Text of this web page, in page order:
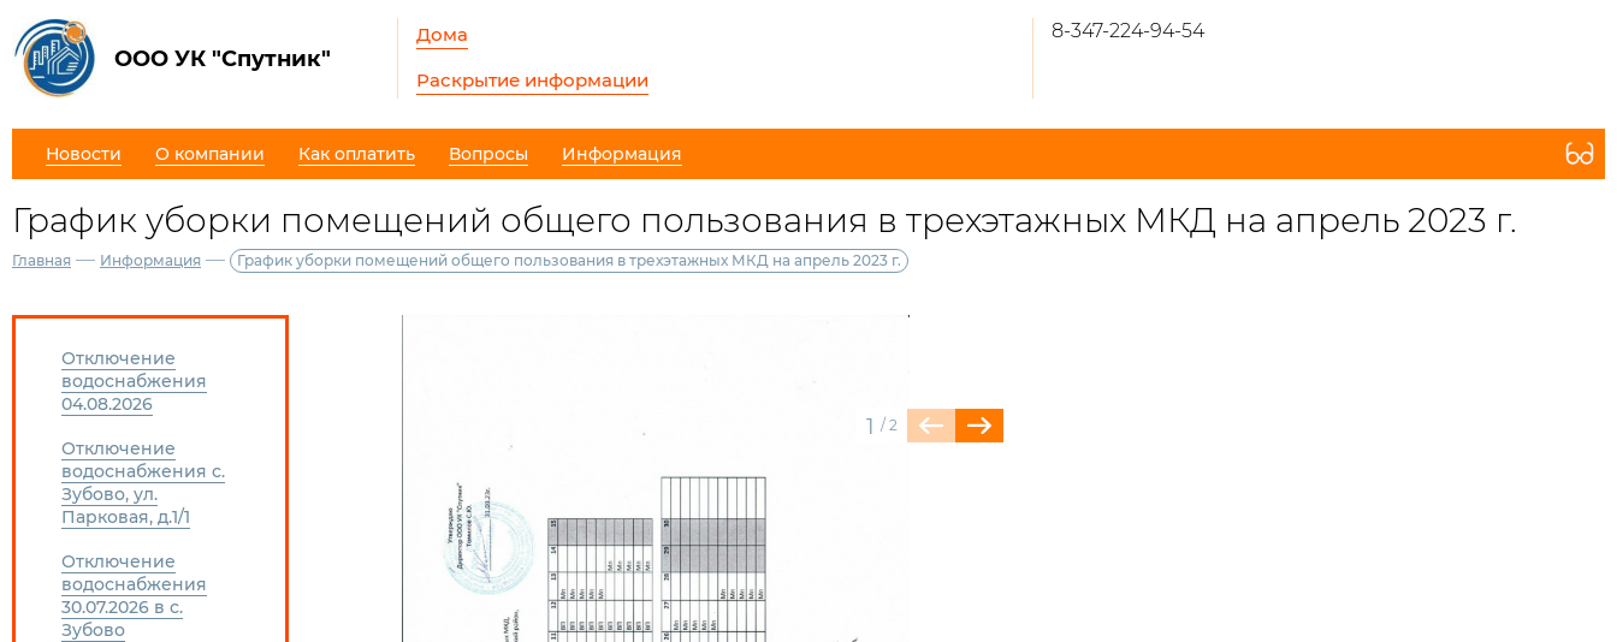
ООО УК "Спутник"
Дома
Раскрытие информации
8-347-224-94-54
Новости О компании Как оплатить Вопросы Информация
График уборки помещений общего пользования в трехэтажных МКД на апрель 2023 г.
Главная — Информация — График уборки помещений общего пользования в трехэтажных МКД на апрель 2023 г.
Отключение
водоснабжения
04.08.2026
Отключение
водоснабжения с.
Зубово, ул.
Парковая, д.1/1
Отключение
водоснабжения
30.07.2026 в с.
Зубово
1 / 2